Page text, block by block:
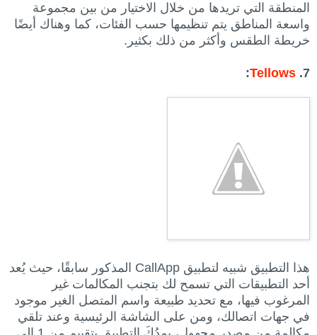
المنطقة التي تريدها من خلال الاختيار من بين مجموعة
واسعة المناطق يتم تنظيمها حسب الفئات، كما وهناك أيضًا
خريطة الطقس وأكثر من ذلك بكثير.
7.
Tellows
:
هذا التطبيق شبيه لتطبيق CallApp المذكور سابقًا، حيث يُعد
أحد التطبيقات التي تسمح لك بتجنب المكالمات غير
المرغوب فيها، مع تحديد طبيعة واسم المتصل الغير موجود
في جهات اتصالك، ومن على الشاشة الرئيسية وعند تلقي